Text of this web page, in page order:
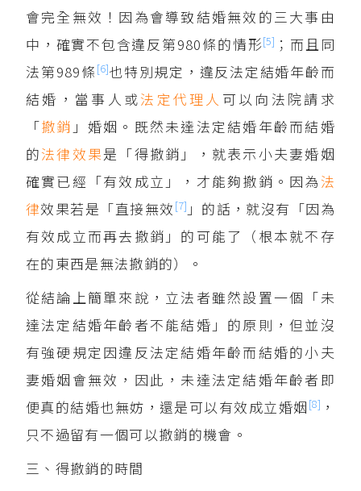
會完全無效！因為會導致結婚無效的三大事由
中，確實不包含違反第980條的情形[5] ；而且同
法第989條 [6]也特別規定，違反法定結婚年齡而
結婚，當事人或法定代理人 可以向法院請求
「撤銷 」婚姻。既然未達法定結婚年齡而結婚
的法律效果是「得撤銷」，就表示小夫妻婚姻
確實已經「有效成立」，才能夠撤銷。因為法
律效果若是「直接無效 [7] 」的話，就沒有「因為
有效成立而再去撤銷」的可能了（根本就不存
在的東西是無法撤銷的）。
從結論上簡單來說，立法者雖然設置一個「未
達法定結婚年齡者不能結婚」的原則，但並沒
有強硬規定因違反法定結婚年齡而結婚的小夫
妻婚姻會無效，因此，未達法定結婚年齡者即
便真的結婚也無妨，還是可以有效成立婚姻 [8] ，
只不過留有一個可以撤銷的機會。
三、得撤銷的時間